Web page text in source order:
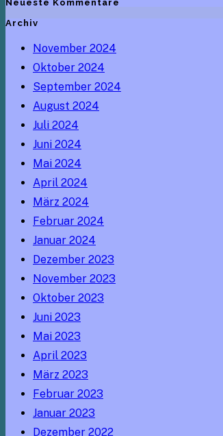
Neueste Kommentare
Archiv
November 2024
Oktober 2024
September 2024
August 2024
Juli 2024
Juni 2024
Mai 2024
April 2024
März 2024
Februar 2024
Januar 2024
Dezember 2023
November 2023
Oktober 2023
Juni 2023
Mai 2023
April 2023
März 2023
Februar 2023
Januar 2023
Dezember 2022